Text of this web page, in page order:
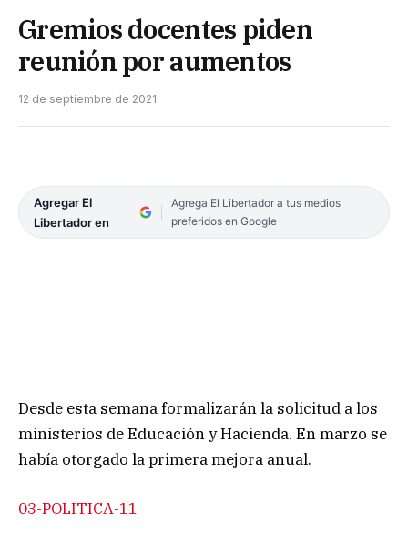
Gremios docentes piden
reunión por aumentos
12 de septiembre de 2021
Agregar El
Libertador en
Agrega El Libertador a tus medios
preferidos en Google
Desde esta semana formalizarán la solicitud a los
ministerios de Educación y Hacienda. En marzo se
había otorgado la primera mejora anual.
03-POLITICA-11